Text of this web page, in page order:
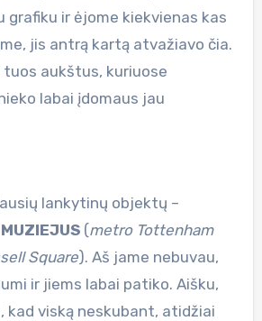
grafiku ir ėjome kiekvienas kas
jis antrą kartą atvažiavo čia.
aukštus, kuriuose
labai įdomaus jau
lankytinų objektų –
(metro Tottenham
Square). Aš jame nebuvau,
ir jiems labai patiko. Aišku,
kad viską neskubant, atidžiai